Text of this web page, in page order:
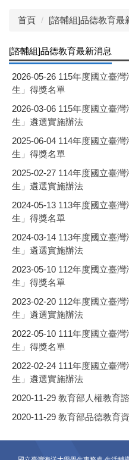
首頁 [諮輔組]品德教育最
[諮輔組]品德教育最新消息
2026-05-26 115年度國立臺
生」得獎名單
2026-03-06 115年度國立臺
生」遴選實施辦法
2025-06-04 114年度國立臺
生」得獎名單
2025-02-27 114年度國立臺
生」遴選實施辦法
2024-05-13 113年度國立臺
生」得獎名單
2024-03-14 113年度國立臺
生」遴選實施辦法
2023-05-10 112年度國立臺
生」得獎名單
2023-02-20 112年度國立臺
生」遴選實施辦法
2022-05-10 111年度國立臺
生」得獎名單
2022-02-24 111年度國立臺
生」遴選實施辦法
2020-11-29 教育部人權教育
2020-11-29 教育部品德教育